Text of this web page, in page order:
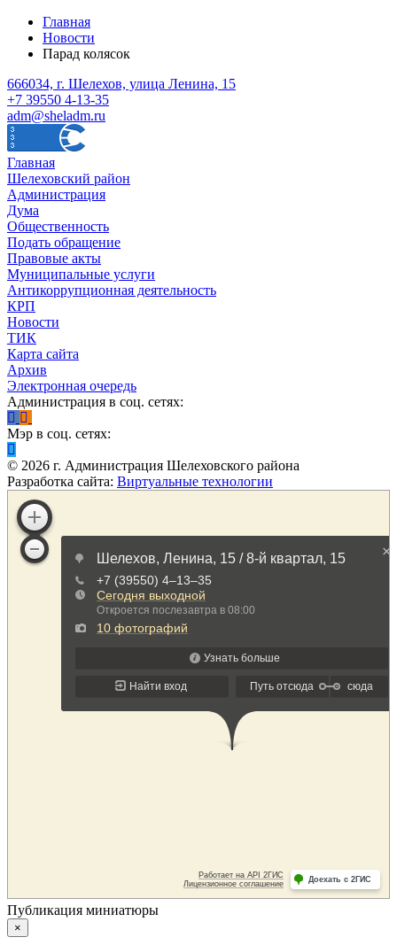
Главная
Новости
Парад колясок
666034, г. Шелехов, улица Ленина, 15
+7 39550 4-13-35
adm@sheladm.ru
Главная
Шелеховский район
Администрация
Дума
Общественность
Подать обращение
Правовые акты
Муниципальные услуги
Антикоррупционная деятельность
КРП
Новости
ТИК
Карта сайта
Архив
Электронная очередь
Администрация в соц. сетях:
Мэр в соц. сетях:
© 2026 г. Администрация Шелеховского района
Разработка сайта: Виртуальные технологии
Публикация миниатюры
×